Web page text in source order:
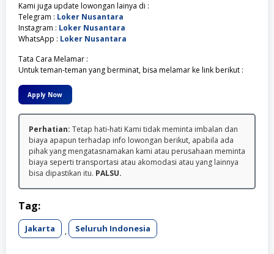
Kami juga update lowongan lainya di :
Telegram : Loker Nusantara
Instagram : Loker Nusantara
WhatsApp : Loker Nusantara
Tata Cara Melamar :
Untuk teman-teman yang berminat, bisa melamar ke link berikut :
Apply Now
Perhatian: Tetap hati-hati Kami tidak meminta imbalan dan
biaya apapun terhadap info lowongan berikut, apabila ada
pihak yang mengatasnamakan kami atau perusahaan meminta
biaya seperti transportasi atau akomodasi atau yang lainnya
bisa dipastikan itu. PALSU.
Tag:
Jakarta , Seluruh Indonesia